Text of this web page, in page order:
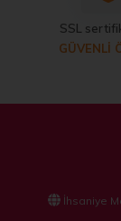
SSL
GÜVENLİ
İhsaniye